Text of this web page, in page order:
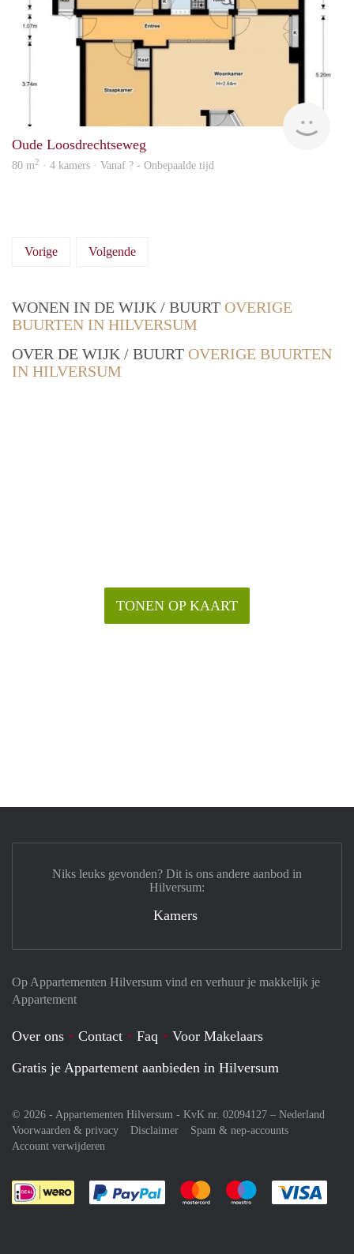
Oude Loosdrechtseweg
80 m2 · 4 kamers · Vanaf ? - Onbepaalde tijd
Vorige Volgende
WONEN IN DE WIJK / BUURT OVERIGE
BUURTEN IN HILVERSUM
OVER DE WIJK / BUURT OVERIGE BUURTEN
IN HILVERSUM
TONEN OP KAART
Op Appartementen Hilversum vind en verhuur je makkelijk je
Appartement
Over ons Contact Faq
Voor Makelaars
Gratis je Appartement aanbieden in Hilversum
© 2026 - Appartementen Hilversum - KvK nr. 02094127 – Nederland
Voorwaarden & privacy
Disclaimer
Spam & nep-accounts
Account verwijderen
Je rekent gemakkelijk af met Paypal
Je rekent gemakkelijk af met
Je rekent
Niks leuks gevonden? Dit is ons andere aanbod in
Hilversum:
Kamers